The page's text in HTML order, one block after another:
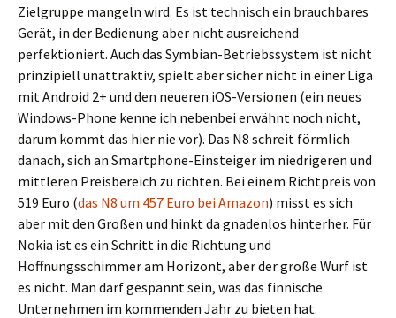
Zielgruppe mangeln wird. Es ist technisch ein brauchbares
Gerät, in der Bedienung aber nicht ausreichend
perfektioniert. Auch das Symbian-Betriebssystem ist nicht
prinzipiell unattraktiv, spielt aber sicher nicht in einer Liga
mit Android 2+ und den neueren iOS-Versionen (ein neues
Windows-Phone kenne ich nebenbei erwähnt noch nicht,
darum kommt das hier nie vor). Das N8 schreit förmlich
danach, sich an Smartphone-Einsteiger im niedrigeren und
mittleren Preisbereich zu richten. Bei einem Richtpreis von
519 Euro (das N8 um 457 Euro bei Amazon) misst es sich
aber mit den Großen und hinkt da gnadenlos hinterher. Für
Nokia ist es ein Schritt in die Richtung und
Hoffnungsschimmer am Horizont, aber der große Wurf ist
es nicht. Man darf gespannt sein, was das finnische
Unternehmen im kommenden Jahr zu bieten hat.